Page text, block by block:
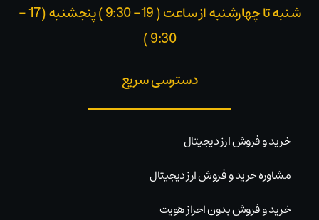
شنبه تا چهارشنبه از ساعت ( 19- 9:30 ) پنجشنبه (17 -
9:30 )​
دسترسی سریع
خرید و فروش ارز دیجیتال
مشاوره خرید و فروش ارز دیجیتال
خرید و فروش بدون احراز هویت